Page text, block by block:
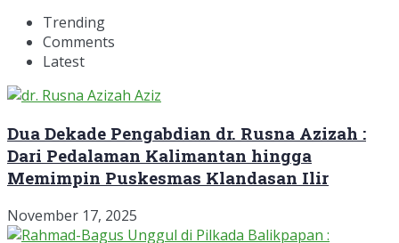
Trending
Comments
Latest
Dua Dekade Pengabdian dr. Rusna Azizah :
Dari Pedalaman Kalimantan hingga
Memimpin Puskesmas Klandasan Ilir
November 17, 2025